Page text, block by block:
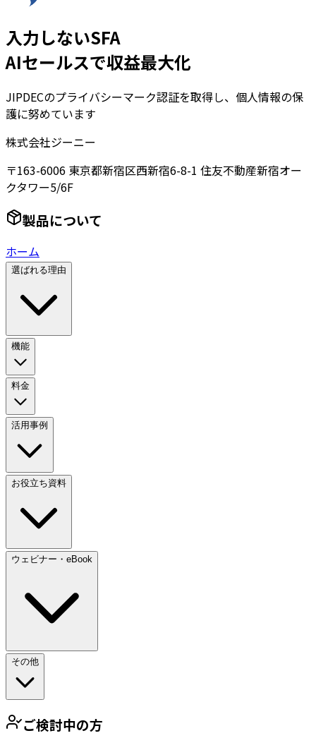
入力しないSFA
AIセールスで収益最大化
JIPDECのプライバシーマーク認証を取得し、個人情報の保
護に努めています
株式会社ジーニー
〒163-6006 東京都新宿区西新宿6-8-1 住友不動産新宿オー
クタワー5/6F
製品について
ホーム
選ばれる理由
機能
料金
活用事例
お役立ち資料
ウェビナー・eBook
その他
ご検討中の方